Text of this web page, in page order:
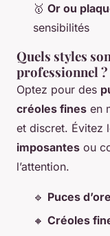
🥇 Or ou
sensibilités
Quels styles
professionnel ?
Optez pour des
créoles fines en
et discret. Évitez
imposantes ou
l’attention.
🔹 Puces
🔸 Créoles